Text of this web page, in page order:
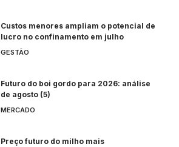
Custos menores ampliam o potencial de
lucro no confinamento em julho
GESTÃO
Futuro do boi gordo para 2026: análise
de agosto (5)
MERCADO
Preço futuro do milho mais